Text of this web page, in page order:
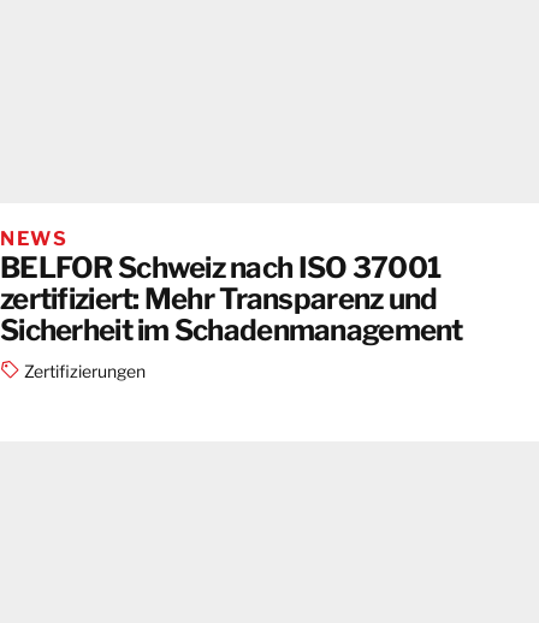
NEWS
BELFOR Schweiz nach ISO 37001
zertifiziert: Mehr Transparenz und
Sicherheit im Schadenmanagement
Zertifizierungen